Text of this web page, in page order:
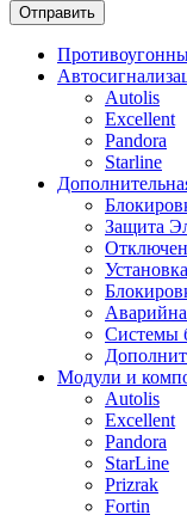
Отправить
Autolis
Excellent
Pandora
Starline
Защита
Системы
Модули и
Autolis
Excellent
Pandora
StarLine
Prizrak
Fortin